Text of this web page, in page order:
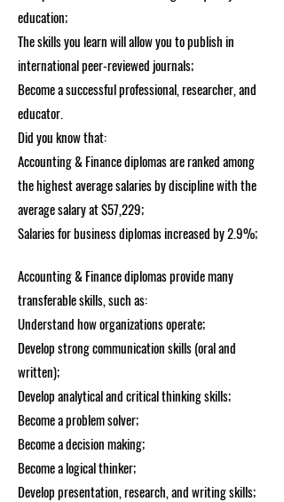
education;
The skills you learn will allow you to publish in
international peer-reviewed journals;
Become a successful professional, researcher, and
educator.
Did you know that:
Accounting & Finance diplomas are ranked among
the highest average salaries by discipline with the
average salary at $57,229;
Salaries for business diplomas increased by 2.9%;
Accounting & Finance diplomas provide many
transferable skills, such as:
Understand how organizations operate;
Develop strong communication skills (oral and
written);
Develop analytical and critical thinking skills;
Become a problem solver;
Become a decision making;
Become a logical thinker;
Develop presentation, research, and writing skills;